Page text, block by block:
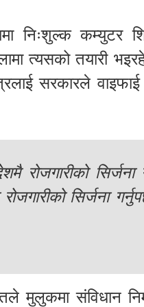
निःशुल्क कम्युटर
त्यसको तयारी
सरकारले
रोजगारीको सिर्जना
सिर्जना
मुलुकमा संविधान